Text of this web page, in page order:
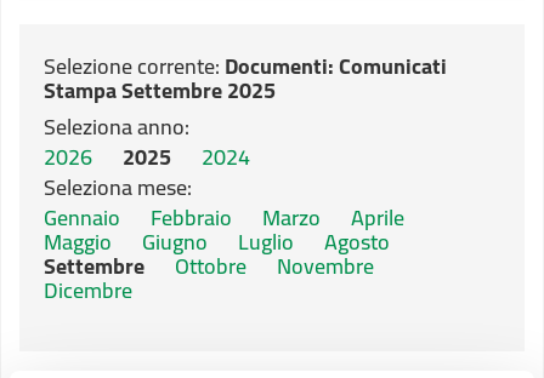
Selezione corrente:Documenti: Comunicati
Stampa Settembre 2025
Seleziona anno:
2026 2025 2024
Seleziona mese:
Gennaio Febbraio Marzo Aprile
Maggio Giugno Luglio Agosto
Settembre Ottobre Novembre
Dicembre